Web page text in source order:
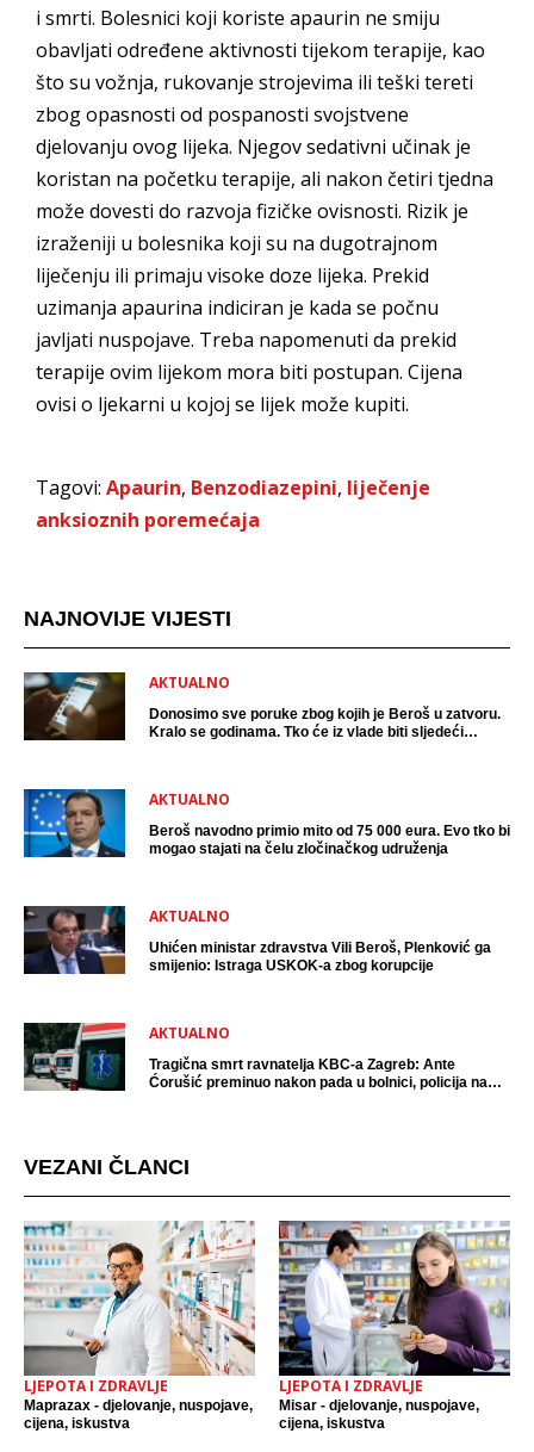
i smrti. Bolesnici koji koriste apaurin ne smiju
obavljati određene aktivnosti tijekom terapije, kao
što su vožnja, rukovanje strojevima ili teški tereti
zbog opasnosti od pospanosti svojstvene
djelovanju ovog lijeka. Njegov sedativni učinak je
koristan na početku terapije, ali nakon četiri tjedna
može dovesti do razvoja fizičke ovisnosti. Rizik je
izraženiji u bolesnika koji su na dugotrajnom
liječenju ili primaju visoke doze lijeka. Prekid
uzimanja apaurina indiciran je kada se počnu
javljati nuspojave. Treba napomenuti da prekid
terapije ovim lijekom mora biti postupan. Cijena
ovisi o ljekarni u kojoj se lijek može kupiti.
Tagovi: Apaurin, Benzodiazepini, liječenje
anksioznih poremećaja
NAJNOVIJE VIJESTI
AKTUALNO
Donosimo sve poruke zbog kojih je Beroš u zatvoru.
Kralo se godinama. Tko će iz vlade biti sljedeći
AKTUALNO
Beroš navodno primio mito od 75 000 eura. Evo tko bi
mogao stajati na čelu zločinačkog udruženja
AKTUALNO
Uhićen ministar zdravstva Vili Beroš, Plenković ga
smijenio: Istraga USKOK-a zbog korupcije
AKTUALNO
Tragična smrt ravnatelja KBC-a Zagreb: Ante
Ćorušić preminuo nakon pada u bolnici, policija na
VEZANI ČLANCI
LJEPOTA I ZDRAVLJE
Maprazax - djelovanje, nuspojave,
cijena, iskustva
LJEPOTA I ZDRAVLJE
Misar - djelovanje, nuspojave,
cijena, iskustva